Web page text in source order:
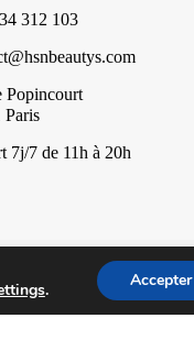
312 103
Popincourt
Paris
7j/7 de 11h à 20h
. Accepter